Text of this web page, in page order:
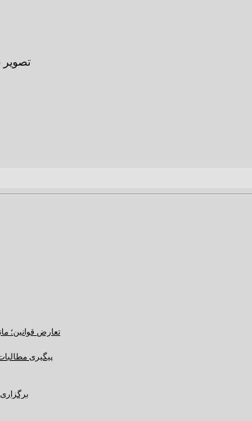
تصویر
تعارض قوانین؛
پیگیری